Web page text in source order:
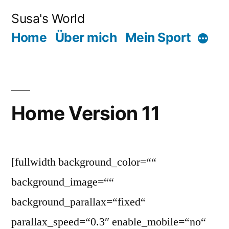
Inhalt
Susa's World
Home Über mich Mein Sport Mehr
Home Version 11
[fullwidth background_color=““
background_image=““
background_parallax=“fixed“
parallax_speed=“0.3″ enable_mobile=“no“